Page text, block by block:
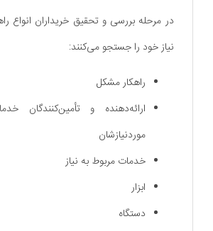
در مرحله بررسی و تحقیق خریداران انواع
نیاز خود را جستجو می‌کنند:
راهکار مشکل
ارائه‌دهنده و تأمین‌کنندگان
موردنیازشان
خدمات مربوط به نیاز
ابزار
دستگاه